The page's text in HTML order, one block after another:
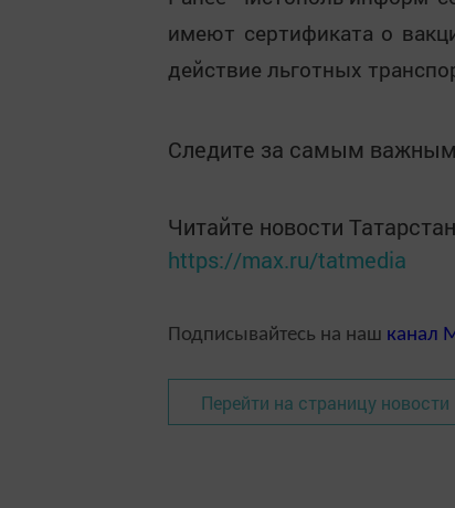
имеют сертификата о
действие льготных
Следите за самым
Читайте новости
https://max.ru/tatmedia
Подписывайтесь на наш канал
Перейти на страницу новости